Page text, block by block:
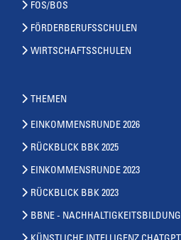
FOS/BOS
FÖRDERBERUFSSCHULEN
WIRTSCHAFTSSCHULEN
THEMEN
EINKOMMENSRUNDE 2026
RÜCKBLICK BBK 2025
EINKOMMENSRUNDE 2023
RÜCKBLICK BBK 2023
BBNE - NACHHALTIGKEITSBILDUNG